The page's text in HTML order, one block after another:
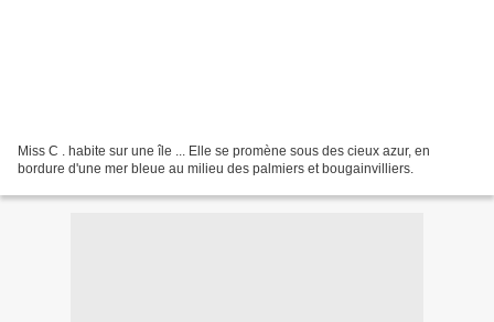
Miss C . habite sur une île ... Elle se promène sous des cieux azur, en
bordure d'une mer bleue au milieu des palmiers et bougainvilliers.